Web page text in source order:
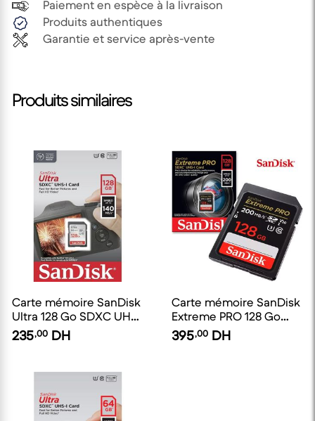
Paiement en espèce à la livraison
Produits authentiques
Garantie et service après-vente
Produits similaires
Carte mémoire SanDisk
Ultra 128 Go SDXC UHS-
I235,00 DH
Carte mémoire SanDisk
Extreme PRO 128 Go
SDXC UHS-I
395,00 DH